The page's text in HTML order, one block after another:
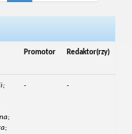
Promotor Redaktor(rzy)
- -